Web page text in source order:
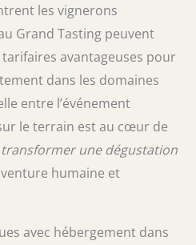
les vignerons
Grand Tasting peuvent
avantageuses pour
dans les domaines
entre l’événement
le terrain est au cœur de
transformer une dégustation
humaine et
avec hébergement dans